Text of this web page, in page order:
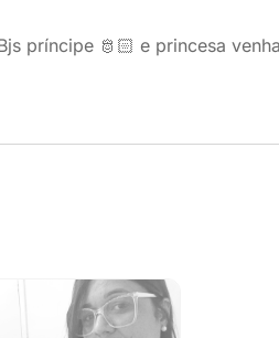
príncipe 🫅🏻 e princesa